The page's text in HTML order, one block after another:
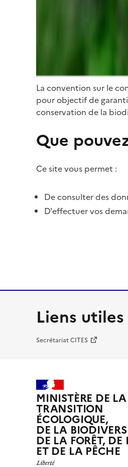
La convention sur le
pour objectif de
conservation de la
Que
Ce site vous permet :
De consulter des
D'effectuer vos
Liens utiles
Secrétariat CITES
MINISTÈRE DE LA
TRANSITION
ÉCOLOGIQUE,
DE LA
DE LA FORÊT, DE
ET DE LA PÊCHE